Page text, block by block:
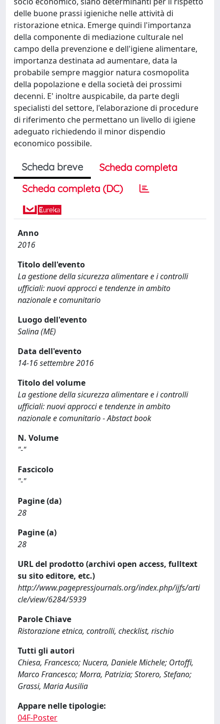
delle buone prassi igieniche nelle attività di
ristorazione etnica. Emerge quindi l'importanza
della componente di mediazione culturale nel
campo della prevenzione e dell'igiene alimentare,
importanza destinata ad aumentare, data la
probabile sempre maggior natura cosmopolita
della popolazione e della società dei prossimi
decenni. E' inoltre auspicabile, da parte degli
specialisti del settore, l'elaborazione di procedure
di riferimento che permettano un livello di igiene
adeguato richiedendo il minor dispendio
economico possibile.
Scheda breve
Scheda completa
Scheda completa (DC)
Anno
2016
Titolo dell'evento
La gestione della sicurezza alimentare e i controlli
ufficiali: nuovi approcci e tendenze in ambito
nazionale e comunitario
Luogo dell'evento
Salina (ME)
Data dell'evento
14-16 settembre 2016
Titolo del volume
La gestione della sicurezza alimentare e i controlli
ufficiali: nuovi approcci e tendenze in ambito
nazionale e comunitario - Abstact book
N. Volume
"-"
Fascicolo
"-"
Pagine (da)
28
Pagine (a)
28
URL del prodotto (archivi open access, fulltext
su sito editore, etc.)
http://www.pagepressjournals.org/index.php/ijfs/arti
cle/view/6284/5939
Parole Chiave
Ristorazione etnica, controlli, checklist, rischio
Tutti gli autori
Chiesa, Francesco; Nucera, Daniele Michele; Ortoffi,
Marco Francesco; Morra, Patrizia; Storero, Stefano;
Grassi, Maria Ausilia
Appare nelle tipologie:
04F-Poster